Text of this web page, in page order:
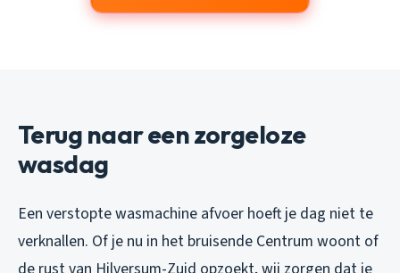
Terug naar een zorgeloze
wasdag
Een verstopte wasmachine afvoer hoeft je dag niet te
verknallen. Of je nu in het bruisende Centrum woont of